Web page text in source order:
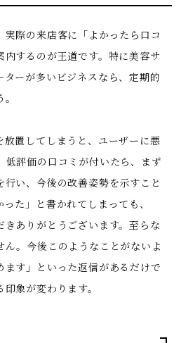
実際の来店客に「よかったら口コ
内するのが王道です。特に美容サ
ターが多いビジネスなら、定期的
置してしまうと、ユーザーに悪
低評価の口コミが付いたら、まず
い、今後の改善姿勢を示すこと
た」と書かれてしまっても、
きありがとうございます。至らな
ん。今後このようなことがないよ
ます」といった返信があるだけで
象が変わります。